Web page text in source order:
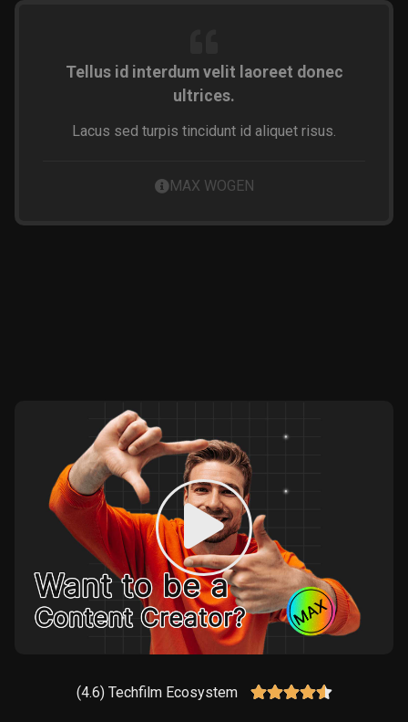
Tellus id interdum velit laoreet donec
ultrices.
Lacus sed turpis tincidunt id aliquet risus.
MAX WOGEN
(4.6) Techfilm Ecosystem